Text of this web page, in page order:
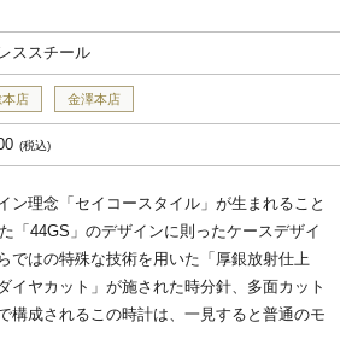
ススチール
本店 金澤本店
税込
ン理念「セイコースタイル」が生まれること
「44GS」のデザインに則ったケースデザイ
ではの特殊な技術を用いた「厚銀放射仕上
イヤカット」が施された時分針、多面カット
構成されるこの時計は、一見すると普通のモ